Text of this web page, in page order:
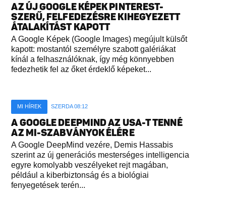
AZ ÚJ GOOGLE KÉPEK PINTEREST-
SZERŰ, FELFEDEZÉSRE KIHEGYEZETT
ÁTALAKÍTÁST KAPOTT
A Google Képek (Google Images) megújult külsőt
kapott: mostantól személyre szabott galériákat
kínál a felhasználóknak, így még könnyebben
fedezhetik fel az őket érdeklő képeket...
MI HÍREK SZERDA 08:12
A GOOGLE DEEPMIND AZ USA-T TENNÉ
AZ MI-SZABVÁNYOK ÉLÉRE
A Google DeepMind vezére, Demis Hassabis
szerint az új generációs mesterséges intelligencia
egyre komolyabb veszélyeket rejt magában,
például a kiberbiztonság és a biológiai
fenyegetések terén...